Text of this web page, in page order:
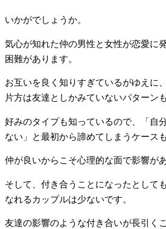
いかがでしょうか。
気心が知れた仲の男性と女性が恋愛に
困難があります。
お互いを良く知りすぎているがゆえに
片方は友達としかみていないパターン
好みのタイプも知っているので、「自
ない」と最初から諦めてしまうケース
仲が良いからこそ心理的な面で影響が
そして、付き合うことになったとして
なれるカップルは少ないです。
友達の影響のような付き合いが長引く